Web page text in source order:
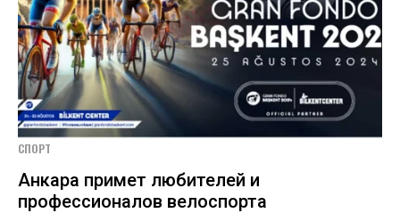
СПОРТ
Анкара примет любителей и
профессионалов велоспорта